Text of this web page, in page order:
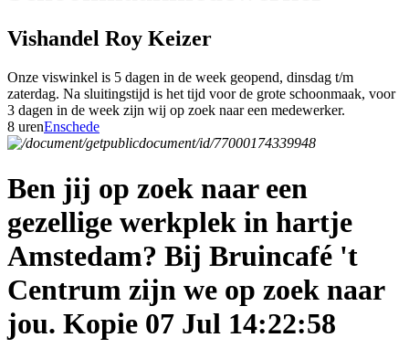
Vishandel Roy Keizer
Onze viswinkel is 5 dagen in de week geopend, dinsdag t/m
zaterdag. Na sluitingstijd is het tijd voor de grote schoonmaak, voor
3 dagen in de week zijn wij op zoek naar een medewerker.
8 urenEnschede
Ben jij op zoek naar een
gezellige werkplek in hartje
Amstedam? Bij Bruincafé 't
Centrum zijn we op zoek naar
jou. Kopie 07 Jul 14:22:58